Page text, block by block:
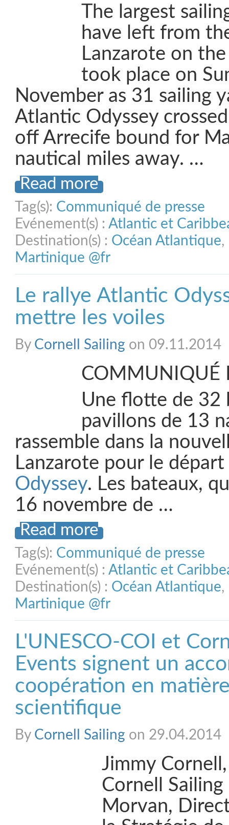
The largest
have left from
Lanzarote on
took place on
November as 31 sailing
Atlantic Odyssey
off Arrecife bound for
nautical miles away. …
Read more
Tag(s): Communiqué de presse
Evénement(s) : Atlantic et
Destination(s) : Océan Atlantique,
Martinique @fr
Le rallye Atlantic
mettre les voiles
By Cornell Sailing on 09.11.2014
COMMUNIQUÉ
Une flotte de 32
pavillons de 13
rassemble dans la
Lanzarote pour le départ
Odyssey. Les bateaux,
16 novembre de …
Read more
Tag(s): Communiqué de presse
Evénement(s) : Atlantic et
Destination(s) : Océan Atlantique,
Martinique @fr
L'UNESCO-COI et
Events signent un
coopération en
scientifique
By Cornell Sailing on 29.04.2014
Jimmy
Cornell
Morvan,